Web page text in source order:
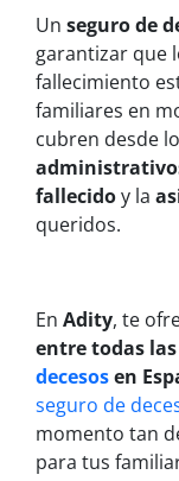
Un seguro de
garantizar que
fallecimiento
familiares en
cubren desde
fallecidoy la
queridos.
En Adity, te
entre todas las
decesosen
seguro de
momento tan
para tus